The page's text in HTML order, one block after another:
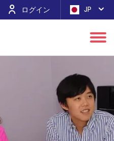
ログイン JP